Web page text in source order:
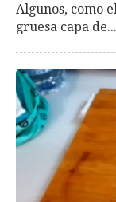
Algunos, como
gruesa capa de...